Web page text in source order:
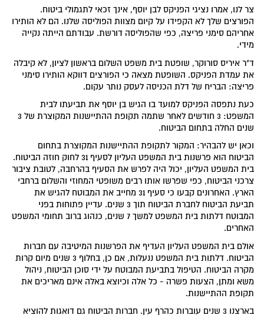
צר לנו, אמרו נציגי הפניקס לבן יוסף, אינך זכאי לתגמולי ביטוח.
הפורצים שלך לא הקפידו על קיום מצוות הפוליסה שלנו. הם לא הותירו
אחריהם סימני פריצה, כפי שהפוליסה דורשת. עבודתם הייתה נקייה
מידי.
ד"ר איריס סורוקר, שופטת בית משפט השלום בראשון לציון, לא קיבלה
את עמדת הפניקס. השופטת מצאה כי הפורצים דווקא הותירו סימני
פריצה: הבריח של דלת הכניסה לעסק נותר עקום.
כעת נתפסה הפניקס למועד בו הגיש בן יוסף את תביעתו לבית
המשפט: 3 חודשים לאחר שתמה תקופת ההתיישנות המקוצרת של 3
שנים החלה בתחום הביטוח.
וכאן יש להבהיר: המקור לתקופת ההתיישנות המקוצרת בתחום
הביטוח הוא פרשנות בית המשפט העליון לסעיף 31 לחוק חוזה הביטוח.
בית המשפט העליון, יכול היה לפרש את הסעיף בהרחבה, לטובת ציבור
צרכני הביטוח, כפי שפרשו אותו רבים משופטי המחוזי והשלום ברחבי
הארץ. האחרונים קבעו כי סעיף 31 מחייב את המבוטח להגיש את
תביעת הביטוח לחברת הביטוח תוך 3 שנים. עדיין פתוחות בפני
המבוטח דלתות בית המשפט למשך 7 שנים, כנהוג ברוב תחומי המשפט
האחרים.
אולם בית המשפט העליון העדיף את הפרשנות המיטיבה עם חברות
הביטוח. דלתות בית המשפט ננעלות, אם כן, בחלוף 3 שנים מיום קרות
מקרה הביטוח. הטיפול בתביעת המבוטח על ידי סוכן הביטוח, ניהול
משא ומתן, הצעות פשרה - כל אלה וכיוצא באלה אינם מאריכים את
תקופת ההתיישנות.
בארצנו 3 שנים עוברות כהרף עין. חברות הביטוח גם דואגות להוציא